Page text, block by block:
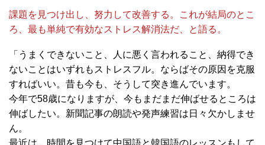
課題を見つけ出し、努力して改善する。これが結局のとこ
ろ、最も単純で有効なストレス解消法だ、と語る。
「うまくできないこと、人に悪く言われること、納得でき
ないことはいずれもストレスフル。ならばその原因を克服
すればいい。昔も今も、そうして突き進んでいます。
今年で58歳になりますが、今もまだまだ伸ばせるところは
伸ばしたい。新聞記事の朗読や発声練習は日々欠かしませ
ん。
最近は、時間を見つけて中国語と韓国語のレッスンもして